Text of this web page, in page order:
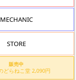
MECHANIC
STORE
販売中
もけいのどらねこ堂 2,090円